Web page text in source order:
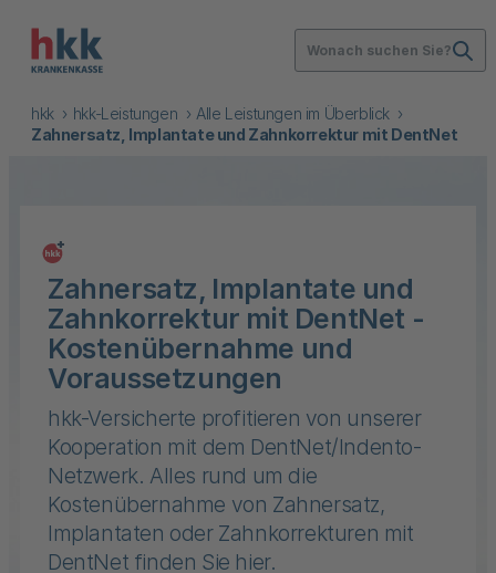
Wonach suchen Sie?
hkk hkk-Leistungen
Alle Leistungen im Überblick
Zahnersatz, Implantate und Zahnkorrektur mit DentNet
Zahnersatz, Implantate und
Zahnkorrektur mit DentNet -
Kostenübernahme und
Voraussetzungen
hkk-Versicherte profitieren von unserer
Kooperation mit dem DentNet/Indento-
Netzwerk. Alles rund um die
Kostenübernahme von Zahnersatz,
Implantaten oder Zahnkorrekturen mit
DentNet finden Sie hier.